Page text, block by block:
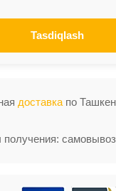
Tasdiqlash
доставка по